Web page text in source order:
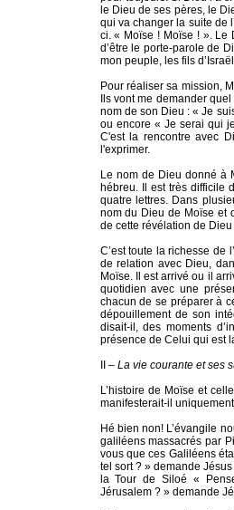
le Dieu de ses pères, le
qui va changer la suite de
ci. « Moïse ! Moïse ! ». Le
d’être le porte-parole de
mon peuple, les fils
Pour réaliser sa mission,
Ils vont me demander
nom de son Dieu : « Je
ou encore « Je serai qui
C'est la rencontre avec
l'exprimer.
Le nom de Dieu donné à
hébreu. Il est très difficile
quatre lettres. Dans
nom du Dieu de Moïse et
de cette révélation de
C’est toute la richesse de
de relation avec Dieu,
Moïse. Il est arrivé ou il
quotidien avec une
chacun de se préparer à
dépouillement de son
disait-il, des moments
présence de Celui qui est
II –La vie courante et ses
L’histoire de Moïse et
manifesterait-il
Hé bien non! L’évangile
galiléens massacrés par
vous que ces Galiléens
tel sort ? » demande
la Tour de Siloé «
Jérusalem ? » demande